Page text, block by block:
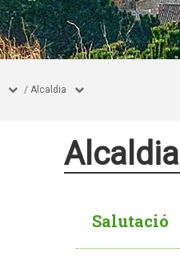
/ Alcaldia
Alcaldia
Salutació